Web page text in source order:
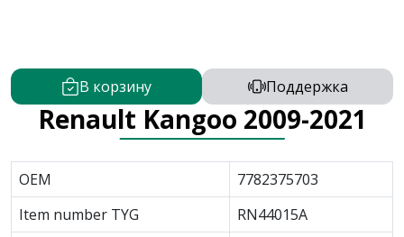
В корзину Поддержка
Renault Kangoo 2009-2021
OEM
7782375703
Item number TYG
RN44015A